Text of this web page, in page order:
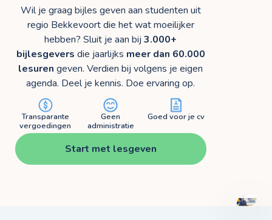
Wil je graag bijles geven aan studenten uit
regio Bekkevoort die het wat moeilijker
hebben? Sluit je aan bij3.000+
bijlesgevers die jaarlijks meer dan 60.000
lesuren geven. Verdien bij volgens je eigen
agenda. Deel je kennis. Doe ervaring op.
Transparante
vergoedingen
Geen
administratie
Goed voor je cv
Start met lesgeven